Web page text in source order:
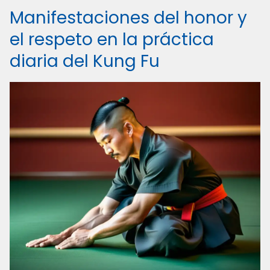
Manifestaciones del honor y
el respeto en la práctica
diaria del Kung Fu